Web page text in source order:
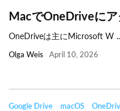
MacでOneDriveに
OneDriveは主にMicrosoft W
Olga Weis April 10, 2026
Google Drive macOS